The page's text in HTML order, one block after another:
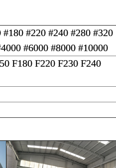
#220 #240 #280 #320
#6000 #8000 #10000
F180 F220 F230 F240